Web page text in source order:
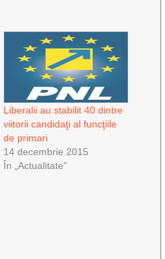
Liberalii au stabilit 40 dintre
viitorii candidaţi al funcţiile
de primari
14 decembrie 2015
În „Actualitate”